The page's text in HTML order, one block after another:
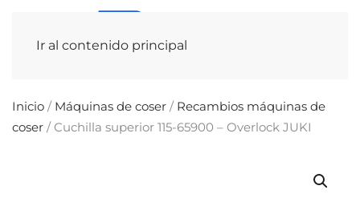
Ir al contenido principal
Inicio / Máquinas de coser / Recambios máquinas de
coser / Cuchilla superior 115-65900 – Overlock JUKI